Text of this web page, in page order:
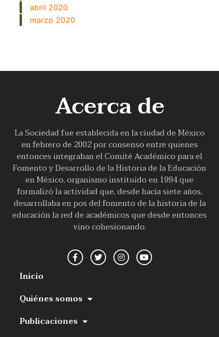
abril 2020
marzo 2020
Acerca de
La Sociedad fue establecida en la ciudad de México
en febrero de 2002 por consenso entre quienes
entonces integraban el Comité Académico para el
Fomento y Desarrollo de la Historia de la Educación
en México, organismo instituido en 1994 que
formalizó la actividad que, desde hacía siete años,
desarrollaba en pos del fomento de la historia de la
educación la red de académicos que desde entonces
vino cohesionando.
Inicio
Quiénes somos
Publicaciones